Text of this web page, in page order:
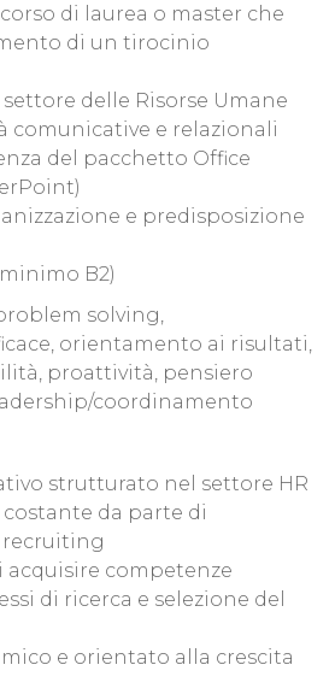
di laurea o master che
di un tirocinio
settore delle Risorse Umane
comunicative e relazionali
del pacchetto Office
e predisposizione
B2)
solving,
orientamento ai risultati,
proattività, pensiero
coordinamento
strutturato nel settore HR
da parte di
recruiting
competenze
di ricerca e selezione del
e orientato alla crescita